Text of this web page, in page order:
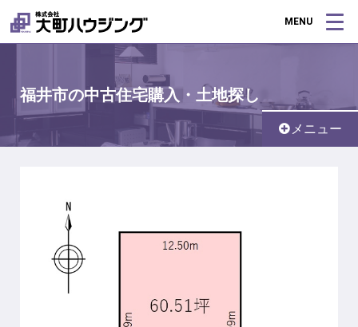
MENU
福井市の中古住宅購入・土地探し
メニュー